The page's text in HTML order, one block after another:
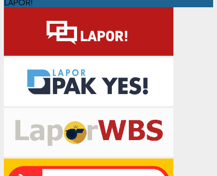
LAPOR!